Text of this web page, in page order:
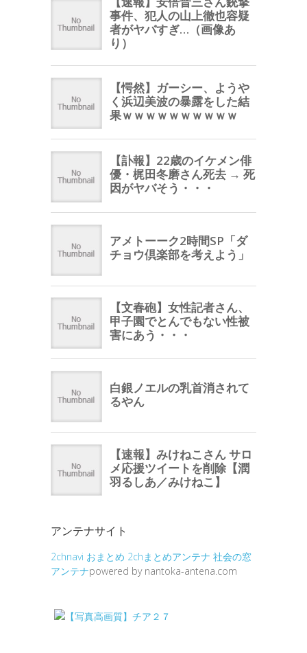
アンテナサイト
2chnavi おまとめ 2chまとめアンテナ 社会の窓
アンテナpowered by nantoka-antena.com